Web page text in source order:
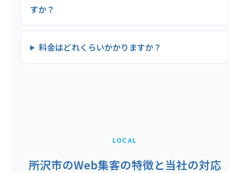
すか？
料金はどれくらいかかりますか？
LOCAL
所沢市のWeb集客の特徴と当社の対応